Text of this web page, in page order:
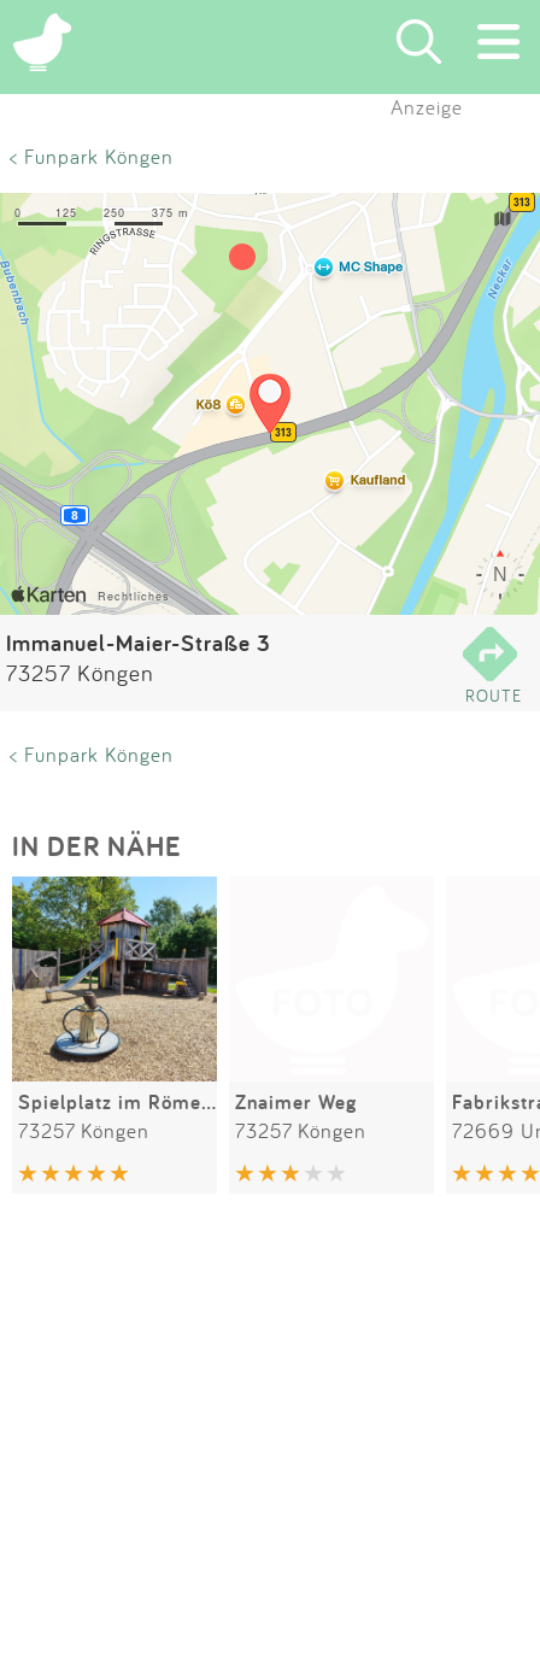
×
Eintragen
App
Blog
Partner
Kontakt
Impressum
Anmelden
Anzeige
< Funpark Köngen
Immanuel-Maier-Straße 3
73257 Köngen
ROUTE
< Funpark Köngen
IN DER NÄHE
Spielplatz im Römerpark
73257 Köngen
Znaimer Weg
73257 Köngen 72669